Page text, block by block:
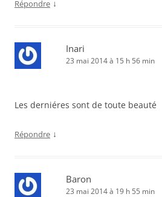
Répondre ↓
Inari
23 mai 2014 à 15 h 56 min
Les derniéres sont de toute beauté
Répondre ↓
Baron
23 mai 2014 à 19 h 55 min